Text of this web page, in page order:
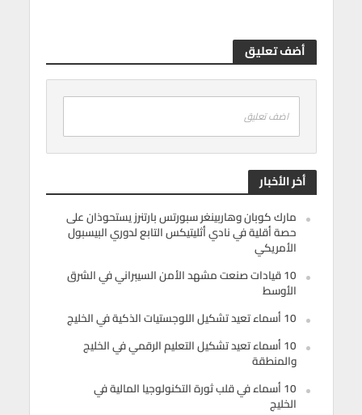
أضف تعليق
اضف تعليق
أخر الأخبار
مارك كوبان وهاربينغر سبورتس بارتنرز يستحوذان على
حصة أقلية في نادي أثليتيكس التابع لدوري البيسبول
الأمريكي
10 قيادات صنعت مشهد الأمن السيبراني في الشرق
الأوسط
10 أسماء تعيد تشكيل اللوجستيات الذكية في الخليج
10 أسماء تعيد تشكيل التعليم الرقمي في الخليج
والمنطقة
10 أسماء في قلب ثورة التكنولوجيا المالية في
الخليج